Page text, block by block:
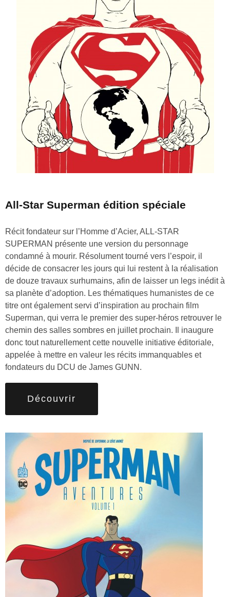
All-Star Superman édition spéciale
Récit fondateur sur l’Homme d’Acier, ALL-STAR
SUPERMAN présente une version du personnage
condamné à mourir. Résolument tourné vers l’espoir, il
décide de consacrer les jours qui lui restent à la réalisation
de douze travaux surhumains, afin de laisser un legs inédit à
sa planète d’adoption. Les thématiques humanistes de ce
titre ont également servi d’inspiration au prochain film
Superman, qui verra le premier des super-héros retrouver le
chemin des salles sombres en juillet prochain. Il inaugure
donc tout naturellement cette nouvelle initiative éditoriale,
appelée à mettre en valeur les récits immanquables et
fondateurs du DCU de James GUNN.
Découvrir